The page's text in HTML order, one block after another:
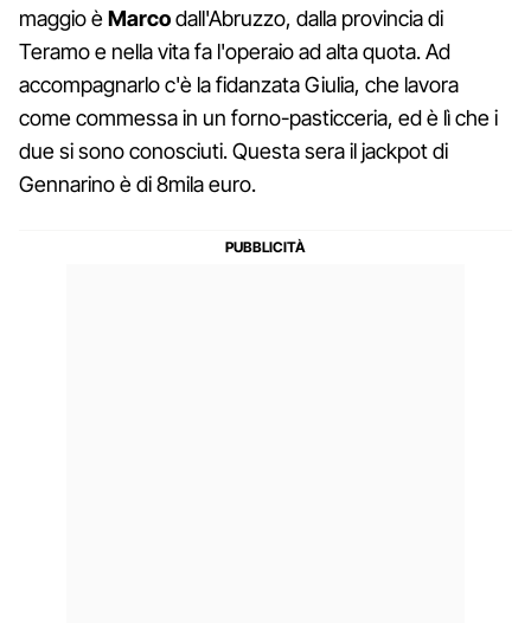
maggio èMarcodall'Abruzzo, dalla provincia di
Teramo e nella vita fa l'operaio ad alta quota. Ad
accompagnarlo c'è la fidanzata Giulia, che lavora
come commessa in un forno-pasticceria, ed è lì che i
due si sono conosciuti. Questa sera il jackpot di
Gennarino è di 8mila euro.